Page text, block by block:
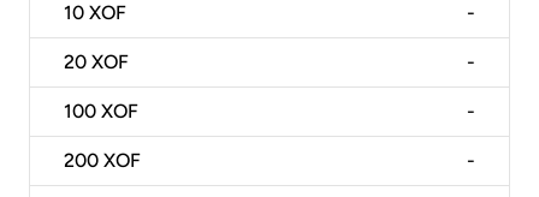
10 XOF -
20 XOF -
100 XOF -
200 XOF -